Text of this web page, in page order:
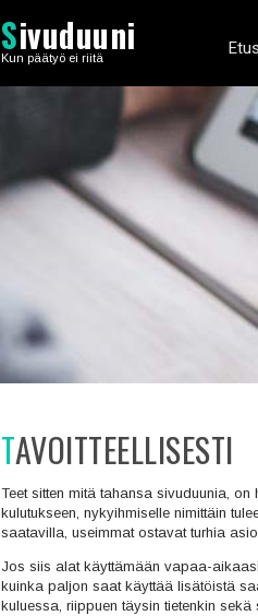
Sivuduuni
Kun päätyö ei riitä
TAVOITTEELLISESTI
Teet sitten mitä tahansa sivuduunia,
kulutukseen, nykyihmiselle nimittäin
saatavilla, useimmat ostavat turhia
Jos siis alat käyttämään vapaa-
kuinka paljon saat käyttää lisätöistä
kuluessa, riippuen täysin tietenkin